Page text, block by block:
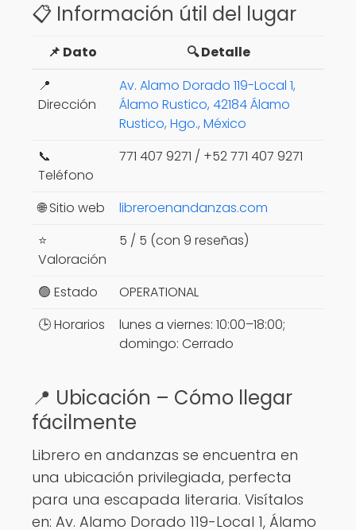
📋 Información útil del lugar
📌 Dato
🔍 Detalle
📍
Dirección
Av. Alamo Dorado 119-Local 1,
Álamo Rustico, 42184 Álamo
Rustico, Hgo., México
📞
Teléfono
771 407 9271 / +52 771 407 9271
🌐 Sitio web
libreroenandanzas.com
⭐
Valoración
5 / 5 (con 9 reseñas)
🟢 Estado
OPERATIONAL
🕒 Horarios
lunes a viernes: 10:00–18:00;
domingo: Cerrado
📍 Ubicación – Cómo llegar
fácilmente
Librero en andanzas se encuentra en
una ubicación privilegiada, perfecta
para una escapada literaria. Visítalos
en: Av. Alamo Dorado 119-Local 1, Álamo